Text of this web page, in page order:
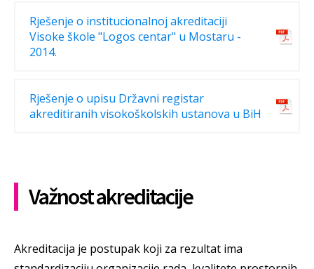
Rješenje o institucionalnoj akreditaciji
Visoke škole "Logos centar" u Mostaru -
2014.
Rješenje o upisu Državni registar
akreditiranih visokoškolskih ustanova u BiH
Važnost akreditacije
Akreditacija je postupak koji za rezultat ima